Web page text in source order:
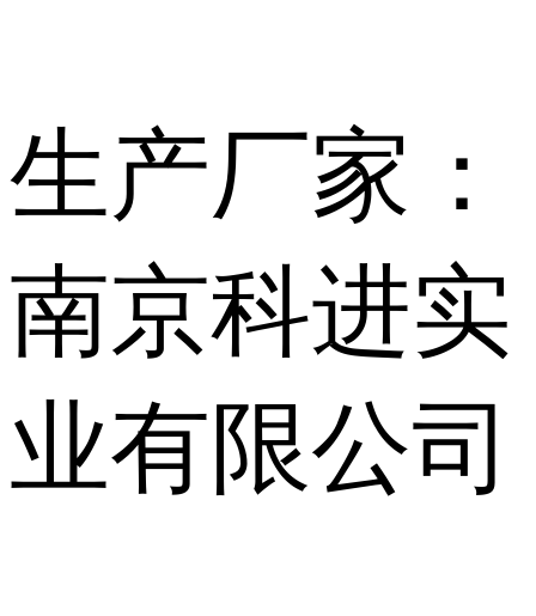
生产厂家：
南京科进实
业有限公司